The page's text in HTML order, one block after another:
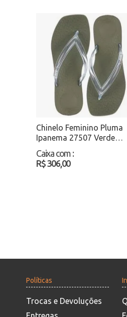
Chinelo Feminino Pluma
Ipanema 27507 Verde
Atacado
Caixa com :
R$ 306,00
Políticas
Trocas e Devoluções